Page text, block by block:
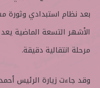
بعد نظام استبدادي وثورة
الأشهر التسعة الماضية
مرحلة انتقالية دقيقة.
وقد جاءت زيارة الرئيس